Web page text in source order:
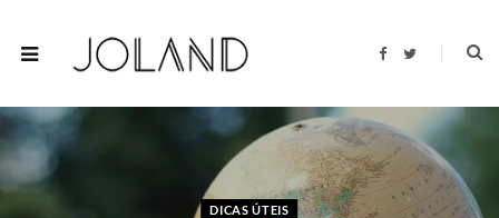
F
b
o
o
k
T
t
r
DICAS ÚTEIS